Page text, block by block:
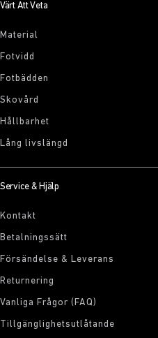
Värt Att Veta
Material
Fotvidd
Fotbädden
Skovård
Hållbarhet
Lång livslängd
Service & Hjälp
Kontakt
Betalningssätt
Försändelse & Leverans
Returnering
Vanliga Frågor (FAQ)
Tillgänglighetsutlåtande